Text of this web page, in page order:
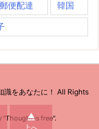
郵便配達 韓国
をあなたに！ All Rights
"Thought is free".

上へ